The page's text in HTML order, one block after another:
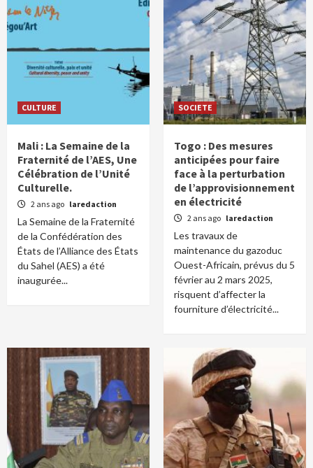
CULTURE
Mali : La Semaine de la
Fraternité de l’AES, Une
Célébration de l’Unité
Culturelle.
2 ans ago laredaction
La Semaine de la Fraternité
de la Confédération des
États de l’Alliance des États
du Sahel (AES) a été
inaugurée...
SOCIETE
Togo : Des mesures
anticipées pour faire
face à la perturbation
de l’approvisionnement
en électricité
2 ans ago laredaction
Les travaux de
maintenance du gazoduc
Ouest-Africain, prévus du 5
février au 2 mars 2025,
risquent d’affecter la
fourniture d’électricité...